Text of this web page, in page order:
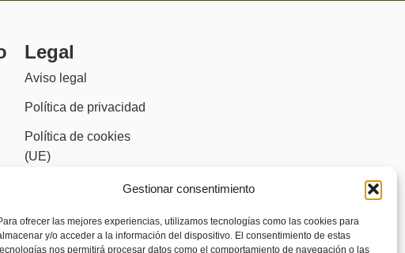
Gestionar consentimiento
ofrecer las mejores experiencias, utilizamos tecnologías como las cookies para
y/o acceder a la información del dispositivo. El consentimiento de estas
nos permitirá procesar datos como el comportamiento de navegación o las
Legal
Aviso legal
Política de privacidad
Política de cookies
(UE)